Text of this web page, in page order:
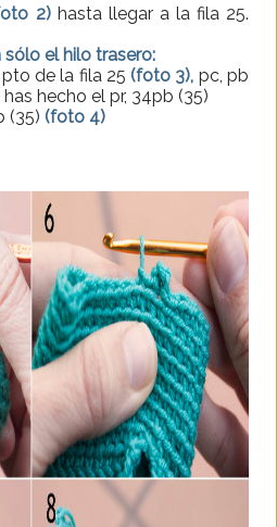
2)hasta llegar a la fila 25.
sólo el hilo trasero:
de la fila 25 (foto 3), pc, pb
hecho el pr, 34pb (35)
(35) (foto 4)